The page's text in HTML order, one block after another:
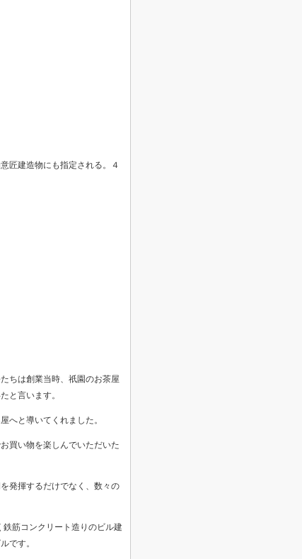
匠建造物にも指定される。４
ちは創業当時、祇園のお茶屋
と言います。
へと導いてくれました。
買い物を楽しんでいただいた
発揮するだけでなく、数々の
筋コンクリート造りのビル建
です。